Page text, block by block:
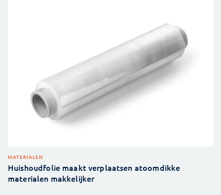
MATERIALEN
Huishoudfolie maakt verplaatsen atoomdikke
materialen makkelijker